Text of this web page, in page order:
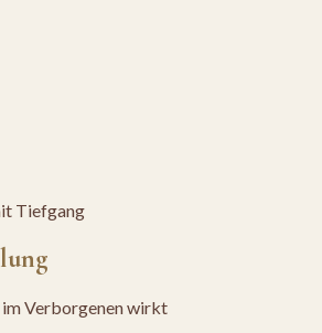
Tiefgang
im Verborgenen wirkt